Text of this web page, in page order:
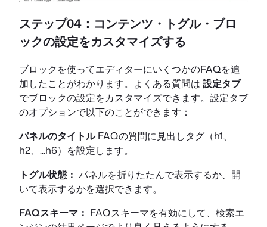
ステップ04：コンテンツ・トグル・ブロ
ックの設定をカスタマイズする
ブロックを使ってエディターにいくつかのFAQを追
加したことがわかります。よくある質問は 設定タブ
でブロックの設定をカスタマイズできます。設定タブ
のオプションで以下のことができます：
パネルのタイトルFAQの質問に見出しタグ（h1、
h2、...h6）を設定します。
トグル状態： パネルを折りたたんで表示するか、開
いて表示するかを選択できます。
FAQスキーマ： FAQスキーマを有効にして、検索エ